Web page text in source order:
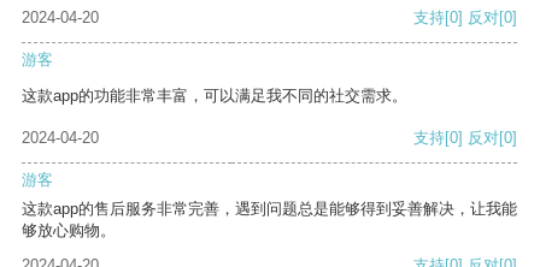
2024-04-20 支持[0] 反对[0]
游客
这款app的功能非常丰富，可以满足我不同的社交需求。
2024-04-20 支持[0] 反对[0]
游客
这款app的售后服务非常完善，遇到问题总是能够得到妥善解决，让我能
够放心购物。